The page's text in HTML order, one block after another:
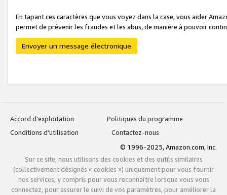
En tapant ces caractères que vous voyez dans la case, vous aider
permet de prévenir les fraudes et les abus, de manière à pouvoir
Envoyer un message électronique
Accord d’exploitation
Politiques du programme
Conditions d’utilisation
Contactez-nous
© 1996-2025, Amazon.com, Inc.
Sur ce site, nous utilisons des cookies et des outils similaires
(collectivement désignés « cookies ») uniquement pour vous fournir
nos services, y compris pour vous reconnaître lorsque vous vous
connectez, pour assurer le suivi de vos paramètres, pour améliorer la